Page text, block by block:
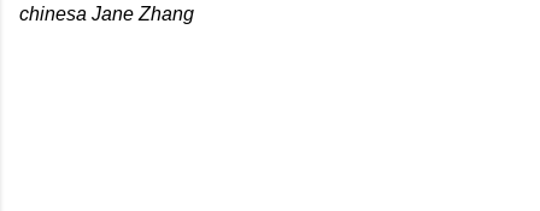
chinesa Jane Zhang